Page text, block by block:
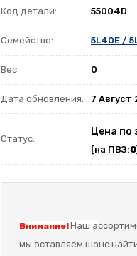
Код детали: 55004D
Семейство: 5L40E /
Вес 0
Дата обновления: 7 Август
Статус:
Цена по
[на ПВЗ:0
Внимание!Наш а
мы оставляем шанс